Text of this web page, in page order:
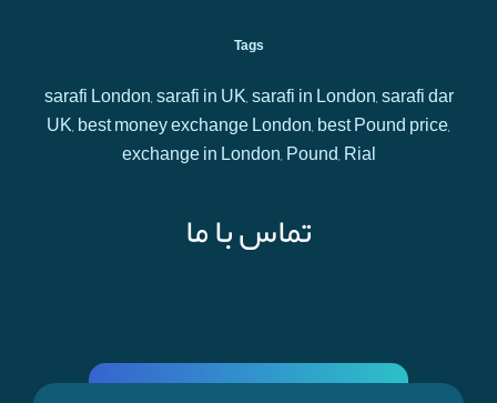
Tags
sarafi London, sarafi in UK, sarafi in London, sarafi dar
UK, best money exchange London, best Pound price,
exchange in London, Pound, Rial
تماس با ما